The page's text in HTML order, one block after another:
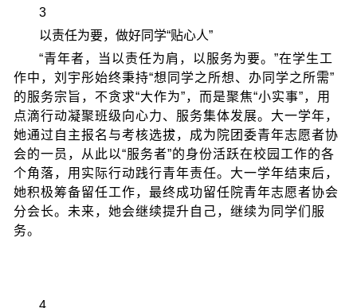
3
以责任为要，做好同学“贴心人”
“青年者，当以责任为肩，以服务为要。”在学生工
作中，刘宇彤始终秉持“想同学之所想、办同学之所需”
的服务宗旨，不贪求“大作为”，而是聚焦“小实事”，用
点滴行动凝聚班级向心力、服务集体发展。大一学年，
她通过自主报名与考核选拔，成为院团委青年志愿者协
会的一员，从此以“服务者”的身份活跃在校园工作的各
个角落，用实际行动践行青年责任。大一学年结束后，
她积极筹备留任工作，最终成功留任院青年志愿者协会
分会长。未来，她会继续提升自己，继续为同学们服
务。
4